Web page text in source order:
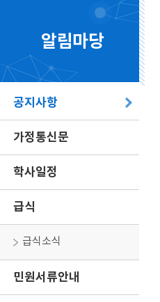
알림마당
공지사항
가정통신문
학사일정
급식
급식소식
민원서류안내